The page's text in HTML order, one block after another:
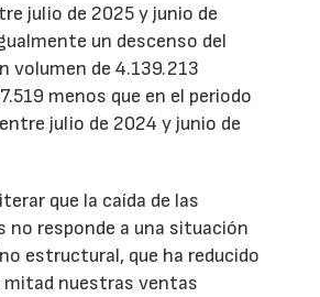
julio de 2025 y junio de
un descenso del
volumen de 4.139.213
menos que en el periodo
julio de 2024 y junio de
que la caída de las
no responde a una situación
estructural, que ha reducido
mitad nuestras ventas